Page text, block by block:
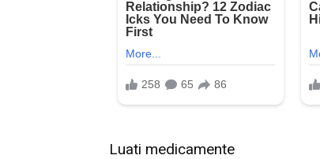
Luati medicamente